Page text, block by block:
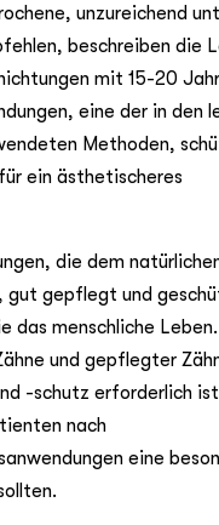
unzureichend
beschreiben die
mit 15-20
eine der in den
Methoden,
ein ästhetischeres
die dem
gut gepflegt und
das menschliche
und gepflegter
-schutz erforderlich
nach
eine